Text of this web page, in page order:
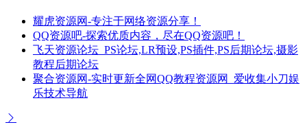
耀虎资源网-专注于网络资源分享！
QQ资源吧-探索优质内容，尽在QQ资源吧！
飞天资源论坛_PS论坛,LR预设,PS插件,PS后期论坛,摄影
教程后期论坛
聚合资源网-实时更新全网QQ教程资源网_爱收集小刀娱
乐技术导航